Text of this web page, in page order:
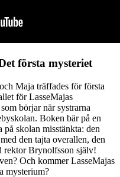
första mysteriet
Maja träffades för första
för LasseMajas
börjar när systrarna
Boken bär på en
skolan misstänkta: den
den tajta overallen, den
rektor Brynolfsson själv!
Och kommer LasseMajas
mysterium?